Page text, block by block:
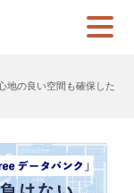
地の良い空間も確保した